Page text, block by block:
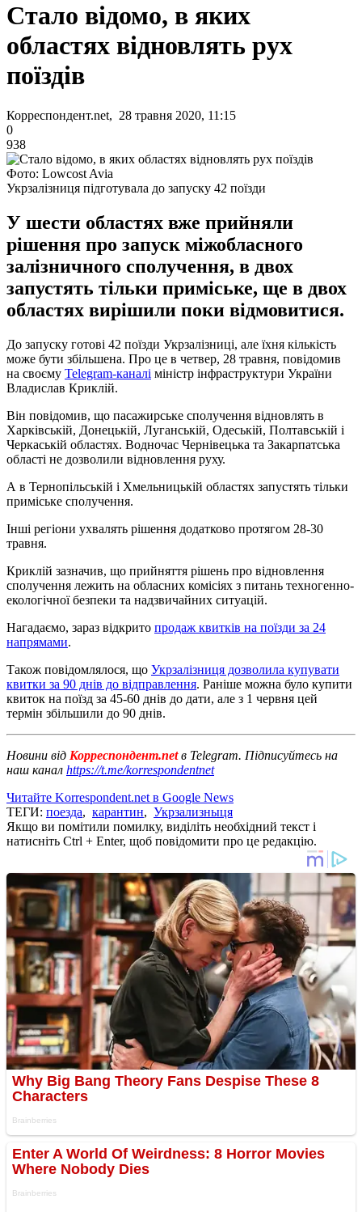
Стало відомо, в яких
областях відновлять рух
поїздів
Корреспондент.net, 28 травня 2020, 11:15
0
938
Фото: Lowcost Avia
Укрзалізниця підготувала до запуску 42 поїзди
У шести областях вже прийняли
рішення про запуск міжобласного
залізничного сполучення, в двох
запустять тільки приміське, ще в двох
областях вирішили поки відмовитися.
До запуску готові 42 поїзди Укрзалізниці, але їхня кількість
може бути збільшена. Про це в четвер, 28 травня, повідомив
на своєму Telegram-каналі міністр інфраструктури України
Владислав Криклій.
Він повідомив, що пасажирське сполучення відновлять в
Харківській, Донецькій, Луганській, Одеській, Полтавській і
Черкаській областях. Водночас Чернівецька та Закарпатська
області не дозволили відновлення руху.
А в Тернопільській і Хмельницькій областях запустять тільки
приміське сполучення.
Інші регіони ухвалять рішення додатково протягом 28-30
травня.
Криклій зазначив, що прийняття рішень про відновлення
сполучення лежить на обласних комісіях з питань техногенно-
екологічної безпеки та надзвичайних ситуацій.
Нагадаємо, зараз відкрито продаж квитків на поїзди за 24
напрямами.
Також повідомлялося, що Укрзалізниця дозволила купувати
квитки за 90 днів до відправлення. Раніше можна було купити
квиток на поїзд за 45-60 днів до дати, але з 1 червня цей
термін збільшили до 90 днів.
Новини від Корреспондент.netв Telegram. Підписуйтесь на
наш канал https://t.me/korrespondentnet
Читайте Korrespondent.net в Google News
ТЕГИ: поезда, карантин, Укрзализныця
Якщо ви помітили помилку, виділіть необхідний текст і
натисніть Ctrl + Enter, щоб повідомити про це редакцію.